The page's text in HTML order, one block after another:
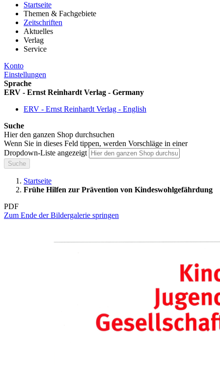
Startseite
Themen & Fachgebiete
Zeitschriften
Aktuelles
Verlag
Service
Konto
Einstellungen
Sprache
ERV - Ernst Reinhardt Verlag - Germany
ERV - Ernst Reinhardt Verlag - English
Suche
Hier den ganzen Shop durchsuchen
Wenn Sie in dieses Feld tippen, werden Vorschläge in einer
Dropdown-Liste angezeigt
Suche
Startseite
Frühe Hilfen zur Prävention von Kindeswohlgefährdung
PDF
Zum Ende der Bildergalerie springen